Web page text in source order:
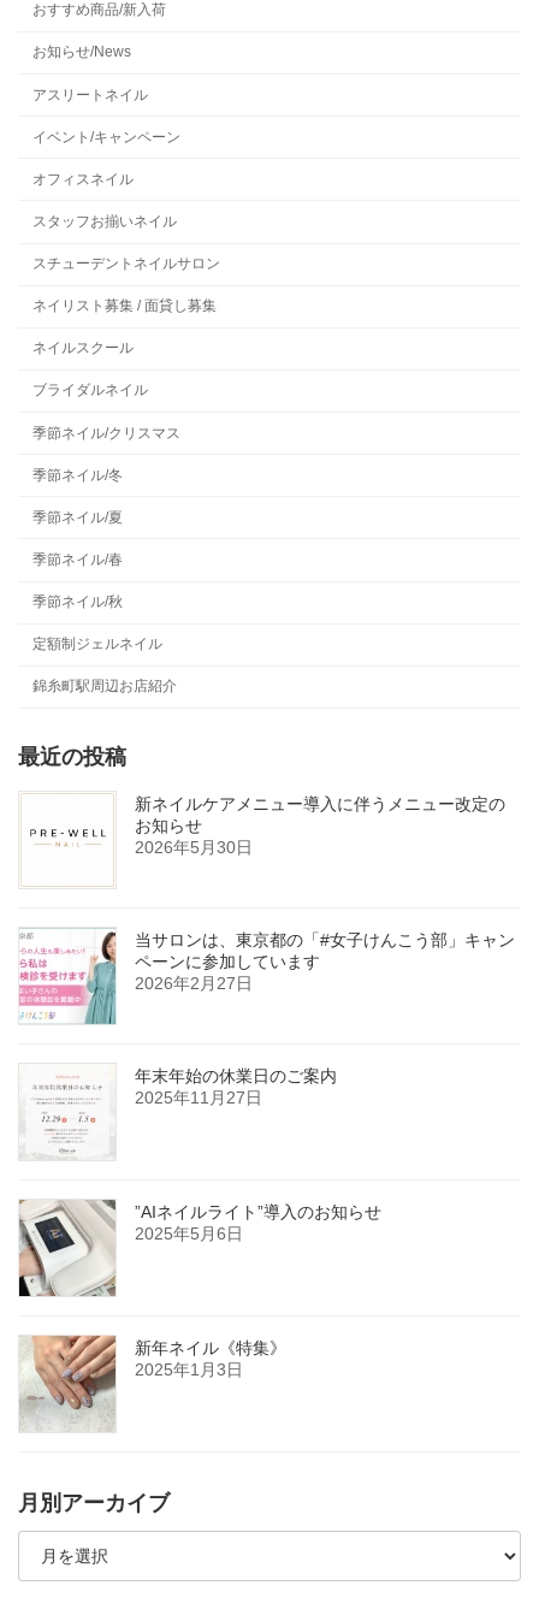
おすすめ商品/新入荷
お知らせ/News
アスリートネイル
イベント/キャンペーン
オフィスネイル
スタッフお揃いネイル
スチューデントネイルサロン
ネイリスト募集 / 面貸し募集
ネイルスクール
ブライダルネイル
季節ネイル/クリスマス
季節ネイル/冬
季節ネイル/夏
季節ネイル/春
季節ネイル/秋
定額制ジェルネイル
錦糸町駅周辺お店紹介
最近の投稿
新ネイルケアメニュー導入に伴うメニュー改定の
お知らせ
2026年5月30日
当サロンは、東京都の「#女子けんこう部」キャン
ペーンに参加しています
2026年2月27日
年末年始の休業日のご案内
2025年11月27日
”AIネイルライト”導入のお知らせ
2025年5月6日
新年ネイル《特集》
2025年1月3日
月別アーカイブ
月